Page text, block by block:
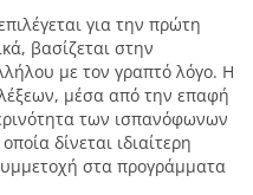
για την πρώτη
βασίζεται στην
με τον γραπτό λόγο. Η
μέσα από την επαφή
των ισπανόφωνων
δίνεται ιδιαίτερη
στα προγράμματα